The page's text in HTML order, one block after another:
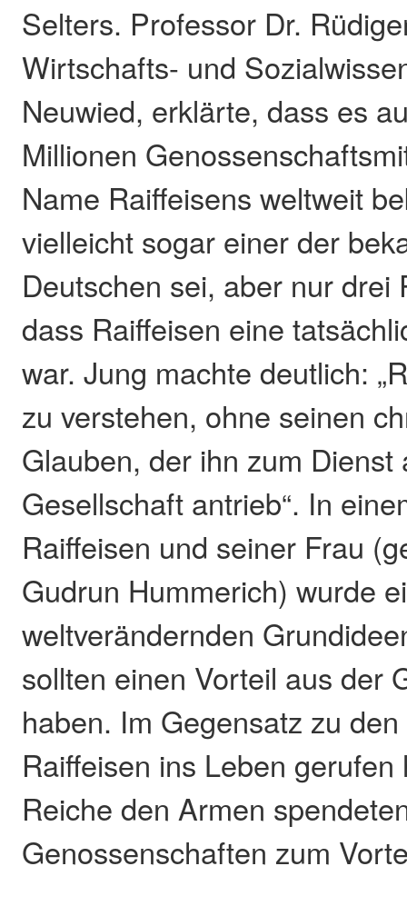
Selters. Professor Dr.
Wirtschafts- und
Neuwied, erklärte, dass es
Millionen
Name Raiffeisens weltweit
vielleicht sogar einer der
Deutschen sei, aber nur drei
dass Raiffeisen eine
war. Jung machte deutlich:
zu verstehen, ohne seinen
Glauben, der ihn zum Dienst
Gesellschaft antrieb“. In
Raiffeisen und seiner Frau
Gudrun Hummerich) wurde
weltverändernden
sollten einen Vorteil aus der
haben. Im Gegensatz zu
Raiffeisen ins Leben
Reiche den Armen
Genossenschaften zum